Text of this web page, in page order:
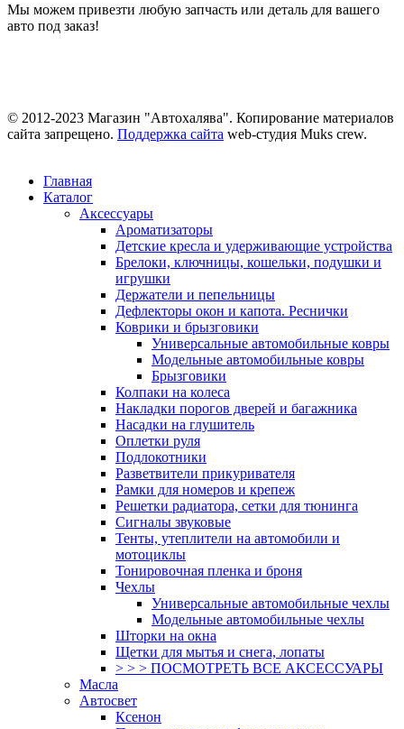
Мы можем привезти любую запчасть или деталь для вашего
авто под заказ!
© 2012-2023 Магазин "Автохалява". Копирование материалов
сайта запрещено. Поддержка сайта web-студия Muks crew.
Главная
Каталог
Аксессуары
Ароматизаторы
Детские кресла и удерживающие устройства
Брелоки, ключницы, кошельки, подушки и
игрушки
Держатели и пепельницы
Дефлекторы окон и капота. Реснички
Коврики и брызговики
Универсальные автомобильные ковры
Модельные автомобильные ковры
Брызговики
Колпаки на колеса
Накладки порогов дверей и багажника
Насадки на глушитель
Оплетки руля
Подлокотники
Разветвители прикуривателя
Рамки для номеров и крепеж
Решетки радиатора, сетки для тюнинга
Сигналы звуковые
Тенты, утеплители на автомобили и
мотоциклы
Тонировочная пленка и броня
Чехлы
Универсальные автомобильные чехлы
Модельные автомобильные чехлы
Шторки на окна
Щетки для мытья и снега, лопаты
> > > ПОСМОТРЕТЬ ВСЕ АКСЕССУАРЫ
Масла
Автосвет
Ксенон